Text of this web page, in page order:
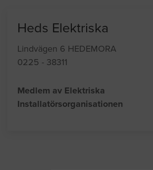
Heds Elektriska
Lindvägen 6 HEDEMORA
0225 - 38311
Medlem av Elektriska
Installatörsorganisationen